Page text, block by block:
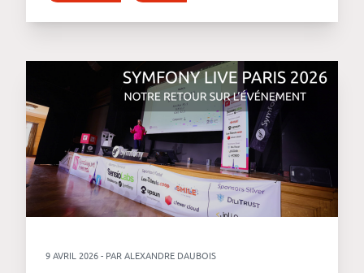
9 AVRIL 2026 - PAR ALEXANDRE DAUBOIS